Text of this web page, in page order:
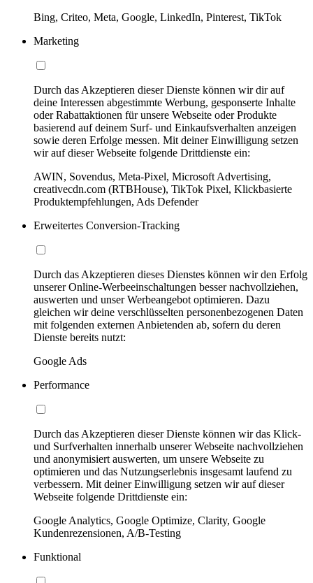
Bing, Criteo, Meta, Google, LinkedIn, Pinterest, TikTok
Marketing
Durch das Akzeptieren dieser Dienste können wir dir auf
deine Interessen abgestimmte Werbung, gesponserte Inhalte
oder Rabattaktionen für unsere Webseite oder Produkte
basierend auf deinem Surf- und Einkaufsverhalten anzeigen
sowie deren Erfolge messen. Mit deiner Einwilligung setzen
wir auf dieser Webseite folgende Drittdienste ein:
AWIN, Sovendus, Meta-Pixel, Microsoft Advertising,
creativecdn.com (RTBHouse), TikTok Pixel, Klickbasierte
Produktempfehlungen, Ads Defender
Erweitertes Conversion-Tracking
Durch das Akzeptieren dieses Dienstes können wir den Erfolg
unserer Online-Werbeeinschaltungen besser nachvollziehen,
auswerten und unser Werbeangebot optimieren. Dazu
gleichen wir deine verschlüsselten personenbezogenen Daten
mit folgenden externen Anbietenden ab, sofern du deren
Dienste bereits nutzt:
Google Ads
Performance
Durch das Akzeptieren dieser Dienste können wir das Klick-
und Surfverhalten innerhalb unserer Webseite nachvollziehen
und anonymisiert auswerten, um unsere Webseite zu
optimieren und das Nutzungserlebnis insgesamt laufend zu
verbessern. Mit deiner Einwilligung setzen wir auf dieser
Webseite folgende Drittdienste ein:
Google Analytics, Google Optimize, Clarity, Google
Kundenrezensionen, A/B-Testing
Funktional